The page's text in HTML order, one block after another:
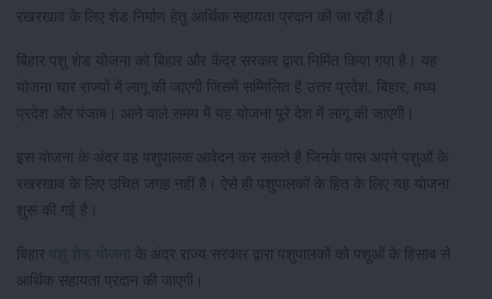
रखरखाव के लिए शेड निर्माण हेतु आर्थिक सहायता प्रदान की जा रही है।
बिहार पशु शेड योजना को बिहार और केंद्र सरकार द्वारा निर्मित किया गया है। यह
योजना चार राज्यों में लागू की जाएगी जिसमें सम्मिलित है उत्तर प्रदेश, बिहार, मध्य
प्रदेश और पंजाब। आने वाले समय में यह योजना पूरे देश में लागू की जाएगी।
इस योजना के अंदर वह पशुपालक आवेदन कर सकते है जिनके पास अपने पशुओं के
रखरखाव के लिए उचित जगह नहीं है। ऐसे ही पशुपालकों के हित के लिए यह योजना
शुरू की गई है।
बिहार पशु शेड योजना
के अंदर राज्य सरकार द्वारा पशुपालकों को पशुओं के हिसाब से
आर्थिक सहायता प्रदान की जाएगी।